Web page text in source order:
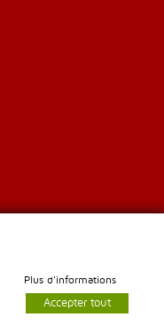
Plus d'informations
Accepter tout